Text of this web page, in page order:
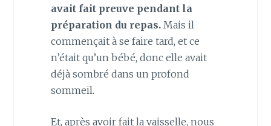
avait fait preuve pendant la
préparation du repas.Mais il
commençait à se faire tard, et ce
n’était qu’un bébé, donc elle avait
déjà sombré dans un profond
sommeil.
Et, après avoir fait la vaisselle, nous